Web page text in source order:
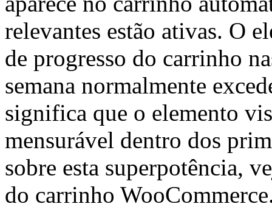
relevantes estão ativas. O
de progresso do carrinho
semana normalmente
significa que o elemento
mensurável dentro dos
sobre esta superpotência,
do carrinho